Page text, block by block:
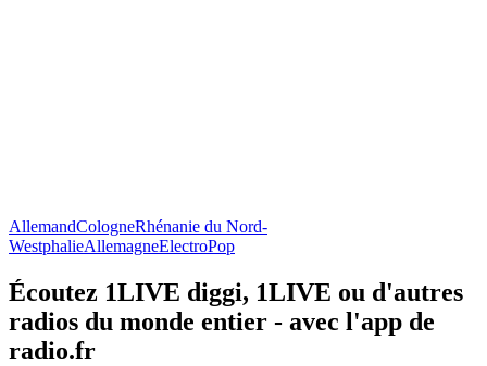
AllemandCologneRhénanie du Nord-
WestphalieAllemagneElectroPop
Écoutez 1LIVE diggi, 1LIVE ou d'autres
radios du monde entier - avec l'app de
radio.fr